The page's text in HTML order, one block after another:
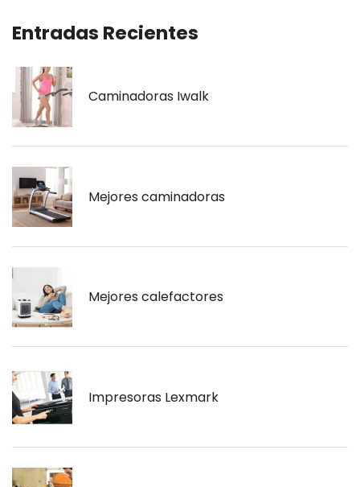
Entradas Recientes
Caminadoras Iwalk
Mejores caminadoras
Mejores calefactores
Impresoras Lexmark